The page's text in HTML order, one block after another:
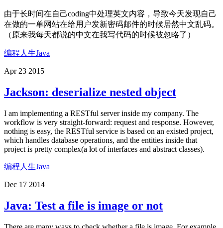
由于长时间在自己coding中处理英文内容，导致今天发现自己
在做的一单网站在给用户发新密码邮件的时候居然中文乱码。
（原来我每天都说的中文在我写代码的时候被忽略了）
编程人生Java
Apr 23 2015
Jackson: deserialize nested object
I am implementing a RESTful server inside my company. The
workflow is very straight-forward: request and response. However,
nothing is easy, the RESTful service is based on an existed project,
which handles database operations, and the entities inside that
project is pretty complex(a lot of interfaces and abstract classes).
编程人生Java
Dec 17 2014
Java: Test a file is image or not